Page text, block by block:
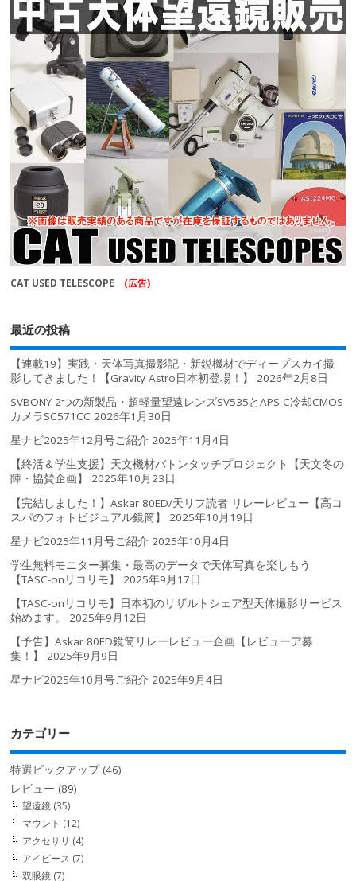
CAT USED TELESCOPE (広告)
最近の投稿
【連載19】実践・天体写真撮影記・新鋭機材でディープスカイ撮
影してきました！【Gravity Astro日本初登場！】
2026年2月8日
SVBONY 2つの新製品・超軽量望遠レンズSV535とAPS-C冷却CMOS
カメラSC571CC 2026年1月30日
星ナビ2025年12月号ご紹介 2025年11月4日
【終活＆学生支援】天文機材バトンタッチプロジェクト【天文冬の
陣・協賛企画】
2025年10月23日
【完結しました！】Askar 80ED/天リフ読者 リレーレビュー【高コ
スパのフォトビジュアル鏡筒】
2025年10月19日
星ナビ2025年11月号ご紹介 2025年10月4日
学生無料モニター募集・最高のデータで天体写真を楽しもう
【TASC-onリコリモ】
2025年9月17日
【TASC-onリコリモ】日本初のリザルトシェア型天体撮影サービス
始めます。
2025年9月12日
【予告】Askar 80ED鏡筒リレーレビュー企画【レビューア募
集！】
2025年9月9日
星ナビ2025年10月号ご紹介 2025年9月4日
カテゴリー
特選ピックアップ(46)
レビュー (89)
望遠鏡 (35)
マウント (12)
アクセサリ (4)
アイピース (7)
双眼鏡 (7)